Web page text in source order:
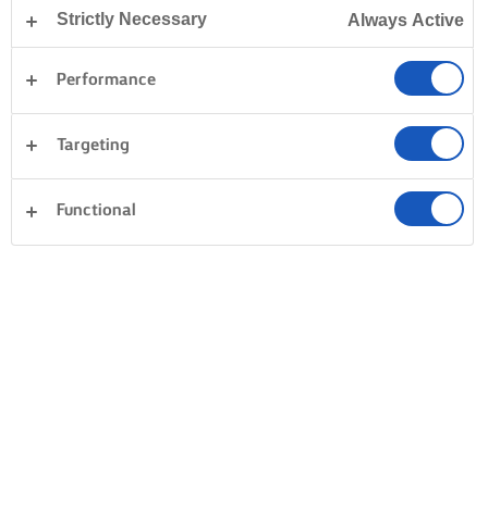
Strictly Necessary Always Active
Performance
Targeting
Functional